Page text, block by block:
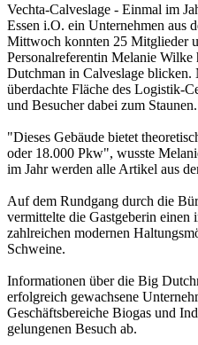
Vechta-Calveslage - Einmal im
Essen i.O. ein Unternehmen aus
Mittwoch konnten 25 Mitglieder
Personalreferentin Melanie
Dutchman in Calveslage blicken.
überdachte Fläche des Logistik-
und Besucher dabei zum Staunen.
"Dieses Gebäude bietet
oder 18.000 Pkw", wusste
im Jahr werden alle Artikel aus
Auf dem Rundgang durch die
vermittelte die Gastgeberin einen
zahlreichen modernen
Schweine.
Informationen über die Big
erfolgreich gewachsene
Geschäftsbereiche Biogas und
gelungenen Besuch ab.